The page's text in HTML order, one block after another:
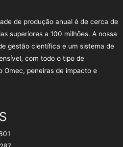
de produção anual é de cerca de
superiores a 100 milhões. A nossa
gestão científica e um sistema de
com todo o tipo de
Omec, peneiras de impacto e